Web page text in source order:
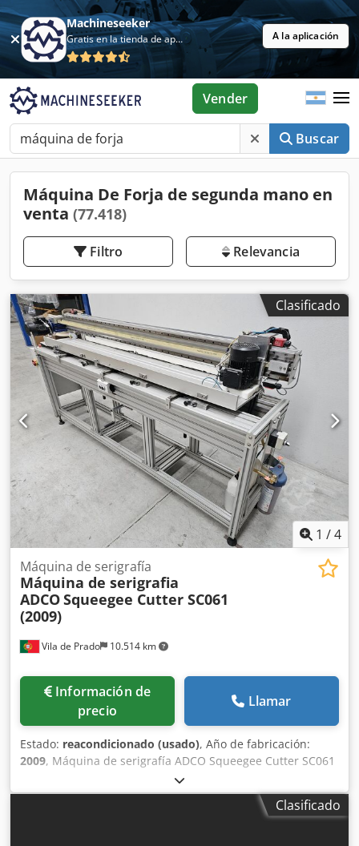
Machineseeker
Gratis en la tienda de aplicaciones A la aplicación
Buscar
Vender
Máquina De Forja de segunda mano en
venta (77.418)
Filtro Relevancia
Clasificado
1 /4
Vila de Prado 10.514 km
Máquina de serigrafía
Máquina de serigrafia
ADCOSqueegee Cutter SC061
(2009)
Información de
precio
Llamar
Estado: reacondicionado (usado), Año de fabricación:
2009, Máquina de serigrafía ADCO Squeegee Cutter SC061
(2009). Sartech es una empresa especializada en
soluciones para serigrafía, automatización y robótica, y en
la fabricación de túneles UV (electrónicos) o de aireClasificado